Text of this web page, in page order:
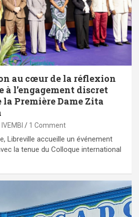
au cœur de la réflexion
à l’engagement discret
Première Dame Zita
1 Comment
Libreville accueille un événement
la tenue du Colloque international